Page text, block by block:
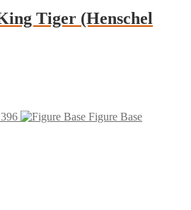
Tiger (Henschel
Figure Base